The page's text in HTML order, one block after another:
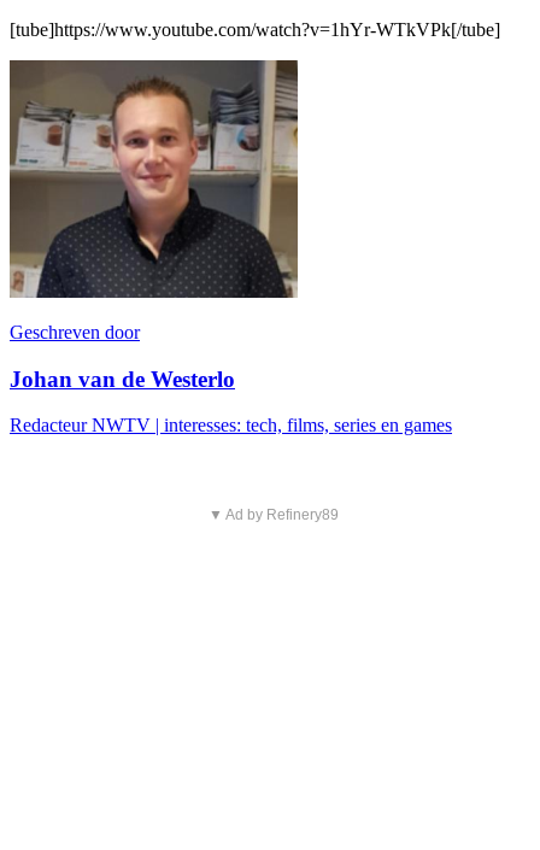
[tube]https://www.youtube.com/watch?v=1hYr-WTkVPk[/tube]
Geschreven door
Johan van de Westerlo
Redacteur NWTV | interesses: tech, films, series en games
▼ Ad by Refinery89